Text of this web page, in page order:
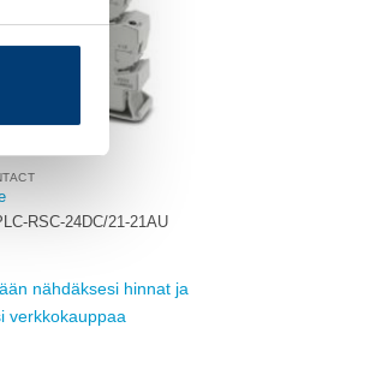
RSC-24DC/21-21AU
nähdäksesi hinnat ja
verkkokauppaa